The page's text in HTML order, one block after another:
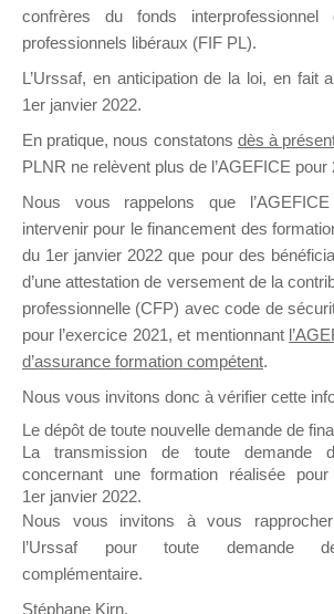
il y a un
Ce groupe est destiné aux
Formation qui souhaitent répondre
Propositions Mallette du Dirigeant.
Ce groupe propose un forum dédié
sur lequel il est possible de laisser
ou poser une question.
NB : Il est nécessaire d’être
pouvoir rejoindre ce groupe
confrères du fonds
professionnels libéraux (FIF PL).
L’Urssaf, en anticipation de la loi, en fait
1er janvier 2022.
En pratique, nous constatons dès à
PLNR ne relèvent plus de l’AGEFICE pour
Nous vous rappelons que
intervenir pour le financement des
du 1er janvier 2022 que pour des
d’une attestation de versement de la
professionnelle (CFP) avec code de
pour l’exercice 2021, et mentionnant
d’assurance formation compétent.
Nous vous invitons donc à vérifier cette
Le dépôt de toute nouvelle demande de
La transmission de toute demande
concernant une formation réalisée
1er janvier 2022.
Nous vous invitons à vous
l’Urssaf pour toute demande de
complémentaire.
Stéphane Kirn,